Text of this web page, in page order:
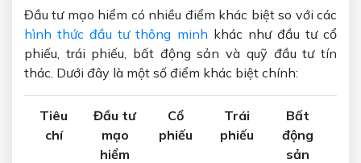
Đầu tư mạo hiểm có nhiều điểm khác biệt so với các
hình thức đầu tư thông minh khác như đầu tư cổ
phiếu, trái phiếu, bất động sản và quỹ đầu tư tín
thác. Dưới đây là một số điểm khác biệt chính:
Tiêu
chí
Đầu tư
mạo
hiểm
Cổ
phiếu
Trái
phiếu
Bất
động
sản